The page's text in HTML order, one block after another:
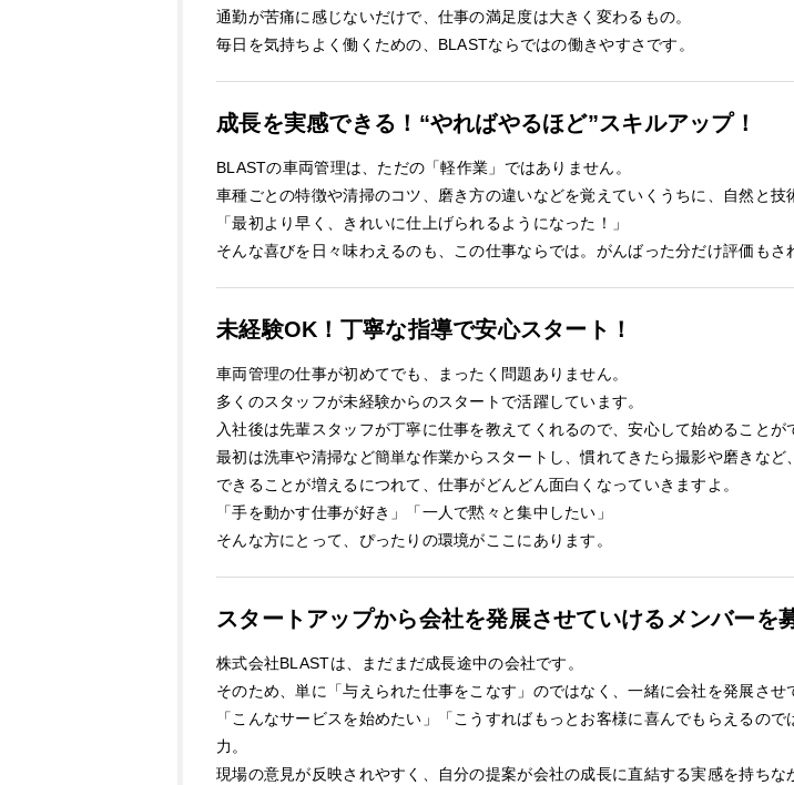
通勤が苦痛に感じないだけで、仕事の満足度は大きく変わるもの。
毎日を気持ちよく働くための、BLASTならではの働きやすさです。
成長を実感できる！“やればやるほど”スキルアップ！
BLASTの車両管理は、ただの「軽作業」ではありません。
車種ごとの特徴や清掃のコツ、磨き方の違いなどを覚えていくうちに、自然と技
「最初より早く、きれいに仕上げられるようになった！」
そんな喜びを日々味わえるのも、この仕事ならでは。がんばった分だけ評価もさ
未経験OK！丁寧な指導で安心スタート！
車両管理の仕事が初めてでも、まったく問題ありません。
多くのスタッフが未経験からのスタートで活躍しています。
入社後は先輩スタッフが丁寧に仕事を教えてくれるので、安心して始めることが
最初は洗車や清掃など簡単な作業からスタートし、慣れてきたら撮影や磨きなど
できることが増えるにつれて、仕事がどんどん面白くなっていきますよ。
「手を動かす仕事が好き」「一人で黙々と集中したい」
そんな方にとって、ぴったりの環境がここにあります。
スタートアップから会社を発展させていけるメンバーを
株式会社BLASTは、まだまだ成長途中の会社です。
そのため、単に「与えられた仕事をこなす」のではなく、一緒に会社を発展させ
「こんなサービスを始めたい」「こうすればもっとお客様に喜んでもらえるの
力。
現場の意見が反映されやすく、自分の提案が会社の成長に直結する実感を持ちな